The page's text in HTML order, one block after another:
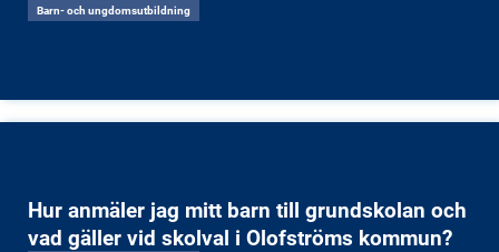
Barn- och ungdomsutbildning
Hur anmäler jag mitt barn till grundskolan och
vad gäller vid skolval i Olofströms kommun?